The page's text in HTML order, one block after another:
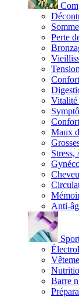
Perte
Vitalité
Maux
Stress,
Anti-
Barre